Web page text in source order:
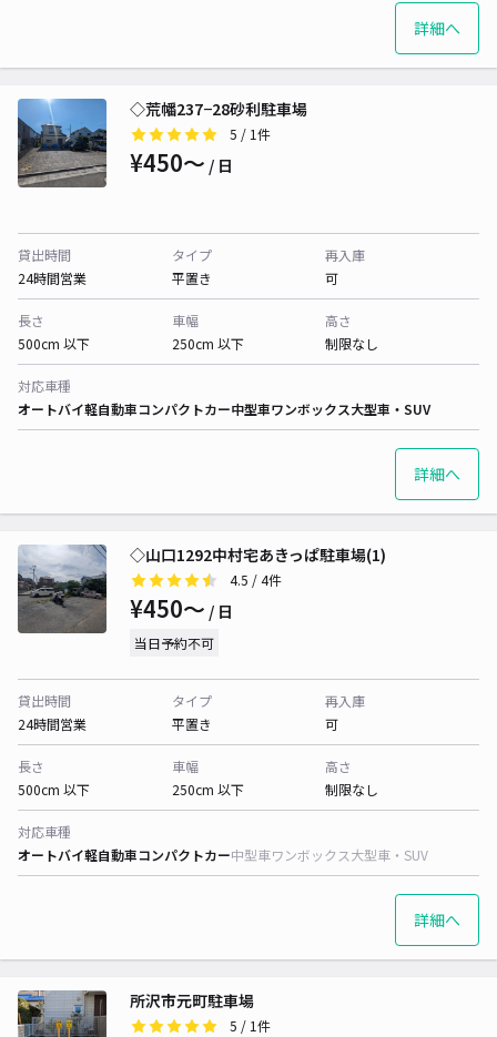
詳細へ
◇荒幡237−28砂利駐車場
5 / 1件
¥450〜 / 日
貸出時間
24時間営業
タイプ
平置き
再入庫
可
長さ
500cm 以下
車幅
250cm 以下
高さ
制限なし
対応車種
オートバイ軽自動車コンパクトカー中型車ワンボックス大型車・SUV
詳細へ
◇山口1292中村宅あきっぱ駐車場(1)
4.5 / 4件
¥450〜 / 日
当日予約不可
貸出時間
24時間営業
タイプ
平置き
再入庫
可
長さ
500cm 以下
車幅
250cm 以下
高さ
制限なし
対応車種
オートバイ軽自動車コンパクトカー中型車ワンボックス大型車・SUV
詳細へ
所沢市元町駐車場
5 / 1件